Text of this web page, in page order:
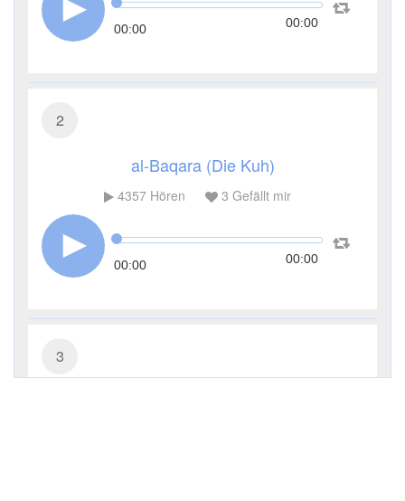
00:00 00:00
2
al-Baqara (Die Kuh)
4357Hören 3 Gefällt mir
00:00 00:00
3